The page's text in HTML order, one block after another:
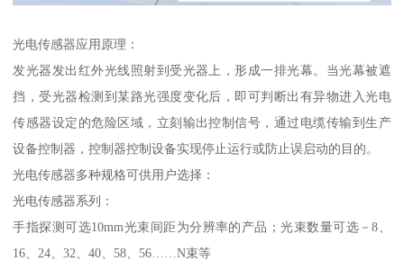
光电传感器应用原理：
发光器发出红外光线照射到受光器上，形成一排光幕。当光幕被遮
挡，受光器检测到某路光强度变化后，即可判断出有异物进入光电
传感器设定的危险区域，立刻输出控制信号，通过电缆传输到生产
设备控制器，控制器控制设备实现停止运行或防止误启动的目的。
光电传感器多种规格可供用户选择：
光电传感器系列：
手指探测可选10mm光束间距为分辨率的产品；光束数量可选－8、
16、24、32、40、58、56……N束等